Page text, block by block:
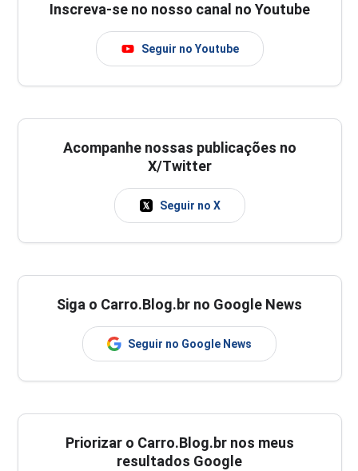
Inscreva-se no nosso canal no Youtube
Seguir no Youtube
Acompanhe nossas publicações no
X/Twitter
Seguir no X
Siga o Carro.Blog.br no Google News
Seguir no Google News
Priorizar o Carro.Blog.br nos meus
resultados Google